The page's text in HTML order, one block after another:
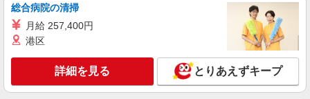
派遣社員
株式会社パソナ・大阪(NO.6001171994)
NEW
メディカルセクレタリー（医師事務作業補助
者）/医療事務/一般事務
時給1500円 月収例：230000円 ★交通費規定に
基づき交通費支給
総合病院の清掃
月給 257,400円
港区
詳細を見る とりあえずキープ